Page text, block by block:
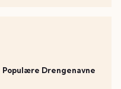
Populære Drengenavne